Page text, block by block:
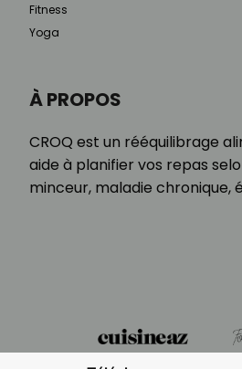
À PROPOS
CROQ est un rééquilibrage
aide à planifier vos repas
minceur, maladie chronique,
Fitness
Yoga